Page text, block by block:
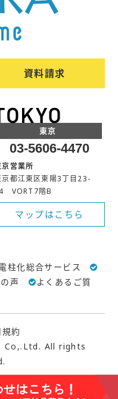
資料請求
東京
03-5606-4470
京営業所
京都江東区東陽3丁目23-
VORT7階B
マップはこちら
柱化総合サービス
声
よくあるご質
約
Co,.Ltd. All rights